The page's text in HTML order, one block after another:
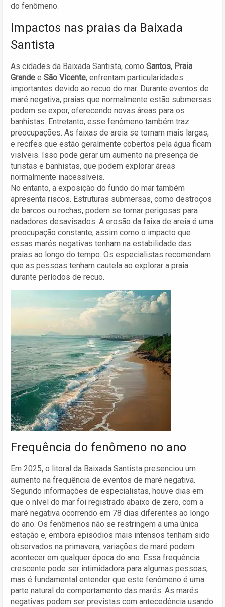
do fenômeno.
Impactos nas praias da Baixada
Santista
As cidades da Baixada Santista, como Santos, Praia
Grande e São Vicente, enfrentam particularidades
importantes devido ao recuo do mar. Durante eventos de
maré negativa, praias que normalmente estão submersas
podem se expor, oferecendo novas áreas para os
banhistas. Entretanto, esse fenômeno também traz
preocupações. As faixas de areia se tornam mais largas,
e recifes que estão geralmente cobertos pela água ficam
visíveis. Isso pode gerar um aumento na presença de
turistas e banhistas, que podem explorar áreas
normalmente inacessíveis.
No entanto, a exposição do fundo do mar também
apresenta riscos. Estruturas submersas, como destroços
de barcos ou rochas, podem se tornar perigosas para
nadadores desavisados. A erosão da faixa de areia é uma
preocupação constante, assim como o impacto que
essas marés negativas tenham na estabilidade das
praias ao longo do tempo. Os especialistas recomendam
que as pessoas tenham cautela ao explorar a praia
durante períodos de recuo.
Frequência do fenômeno no ano
Em 2025, o litoral da Baixada Santista presenciou um
aumento na frequência de eventos de maré negativa.
Segundo informações de especialistas, houve dias em
que o nível do mar foi registrado abaixo de zero, com a
maré negativa ocorrendo em 78 dias diferentes ao longo
do ano. Os fenômenos não se restringem a uma única
estação e, embora episódios mais intensos tenham sido
observados na primavera, variações de maré podem
acontecer em qualquer época do ano. Essa frequência
crescente pode ser intimidadora para algumas pessoas,
mas é fundamental entender que este fenômeno é uma
parte natural do comportamento das marés. As marés
negativas podem ser previstas com antecedência usando